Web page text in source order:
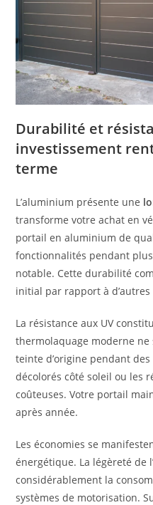
Durabilité et
investissement
terme
L’aluminium présente une
transforme votre achat en
portail en aluminium de
fonctionnalités pendant
notable. Cette durabilité
initial par rapport à d’autres
La résistance aux UV
thermolaquage moderne ne
teinte d’origine pendant
décolorés côté soleil ou les
coûteuses. Votre portail
après année.
Les économies se
énergétique. La légèreté de
considérablement la
systèmes de motorisation.